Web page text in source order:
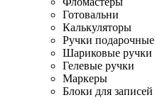
Готовальни
Калькуляторы
Ручки подарочные
Шариковые ручки
Гелевые ручки
Маркеры
Блоки для записей